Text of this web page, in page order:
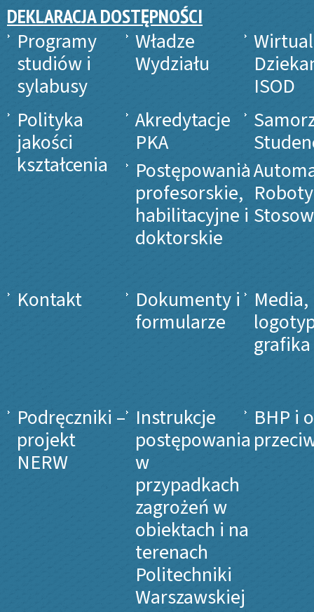
DEKLARACJA DOSTĘPNOŚCI
Programy
studiów i
sylabusy
Władze
Wydziału
ISOD
Polityka
jakości
kształcenia
Akredytacje
PKA
Postępowania
profesorskie,
habilitacyjne i
doktorskie
Kontakt
Dokumenty i
formularze
Media,
grafika
Podręczniki –
projekt
NERW
Instrukcje
postępowania
w
przypadkach
zagrożeń w
obiektach i na
terenach
Politechniki
Warszawskiej
BHP i